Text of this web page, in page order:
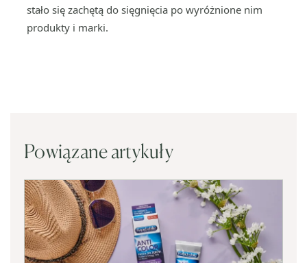
stało się zachętą do sięgnięcia po wyróżnione nim
produkty i marki.
Powiązane artykuły